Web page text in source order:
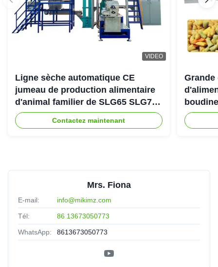
VIDEO
Ligne sèche automatique CE
jumeau de production alimentaire
d'animal familier de SLG65 SLG70
de boudineuse à vis de parallèle
Contactez maintenant
sortie
Mrs. Fiona
E-mail: info@mikimz.com
Tél: 86 13673050773
WhatsApp: 8613673050773